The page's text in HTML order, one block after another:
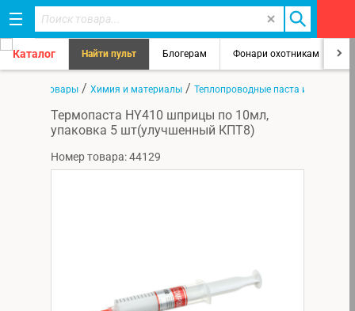
Каталог Найти пульт Блогерам Фонари охотникам
Все товары / Химия и материалы / Теплопроводные паста и
Термопаста HY410 шприцы по 10мл,
упаковка 5 шт(улучшенный КПТ8)
Номер товара: 44129